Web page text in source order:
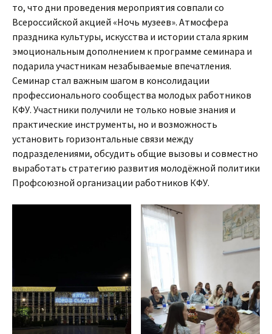
то, что дни проведения мероприятия совпали со
Всероссийской акцией «Ночь музеев». Атмосфера
праздника культуры, искусства и истории стала ярким
эмоциональным дополнением к программе семинара и
подарила участникам незабываемые впечатления.
Семинар стал важным шагом в консолидации
профессионального сообщества молодых работников
КФУ. Участники получили не только новые знания и
практические инструменты, но и возможность
установить горизонтальные связи между
подразделениями, обсудить общие вызовы и совместно
выработать стратегию развития молодёжной политики
Профсоюзной организации работников КФУ.